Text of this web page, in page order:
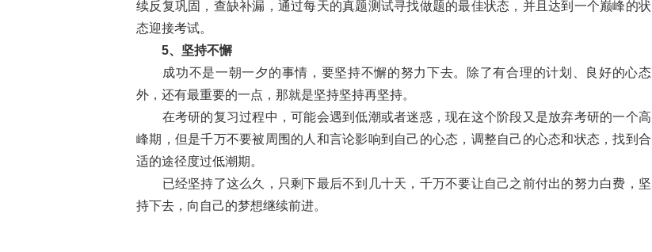
续反复巩固，查缺补漏，通过每天的真题测试寻找做题的最佳状态，并且达到一个巅峰的状
态迎接考试。
5、坚持不懈
成功不是一朝一夕的事情，要坚持不懈的努力下去。除了有合理的计划、良好的心态
外，还有最重要的一点，那就是坚持坚持再坚持。
在考研的复习过程中，可能会遇到低潮或者迷惑，现在这个阶段又是放弃考研的一个高
峰期，但是千万不要被周围的人和言论影响到自己的心态，调整自己的心态和状态，找到合
适的途径度过低潮期。
已经坚持了这么久，只剩下最后不到几十天，千万不要让自己之前付出的努力白费，坚
持下去，向自己的梦想继续前进。